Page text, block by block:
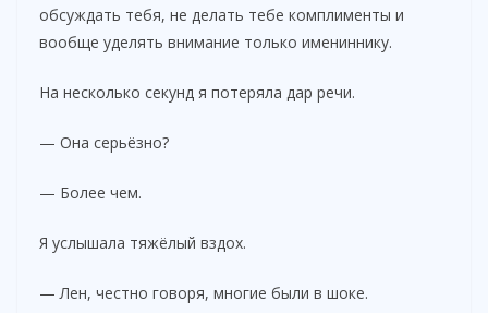
обсуждать тебя, не делать тебе комплименты и
вообще уделять внимание только имениннику.
На несколько секунд я потеряла дар речи.
— Она серьёзно?
— Более чем.
Я услышала тяжёлый вздох.
— Лен, честно говоря, многие были в шоке.